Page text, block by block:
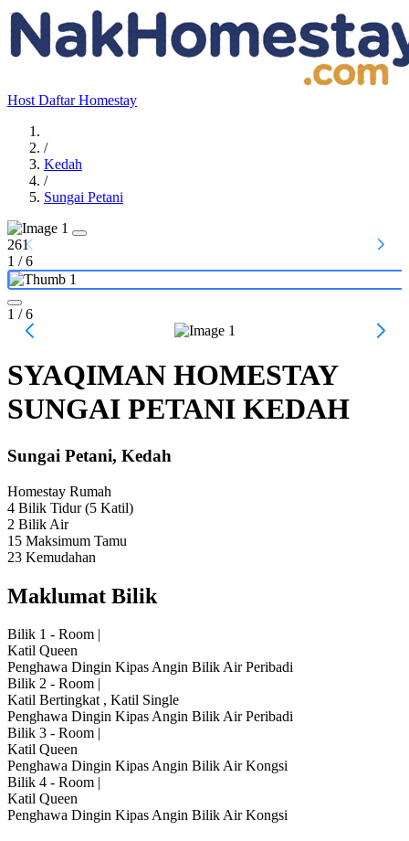
Host Daftar Homestay
/
Kedah
/
Sungai Petani
261
1 /6
1 / 6
SYAQIMAN HOMESTAY
SUNGAI PETANI KEDAH
Sungai Petani, Kedah
Homestay Rumah
4 Bilik Tidur(5 Katil)
2 Bilik Air
15 Maksimum Tamu
23 Kemudahan
Maklumat Bilik
Bilik 1 - Room |
Katil Queen
Penghawa Dingin Kipas Angin Bilik Air Peribadi
Bilik 2 - Room |
Katil Bertingkat , Katil Single
Penghawa Dingin Kipas Angin Bilik Air Peribadi
Bilik 3 - Room |
Katil Queen
Penghawa Dingin Kipas Angin Bilik Air Kongsi
Bilik 4 - Room |
Katil Queen
Penghawa Dingin Kipas Angin Bilik Air Kongsi